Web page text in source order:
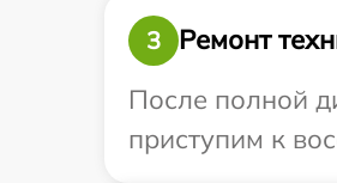
3
Ремонт
После полной
приступим к